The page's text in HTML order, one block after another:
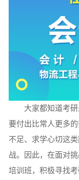
大家都知道考
要付出比常人更多
不足、求学心切这
战。因此，在面对
培训班，积极寻找